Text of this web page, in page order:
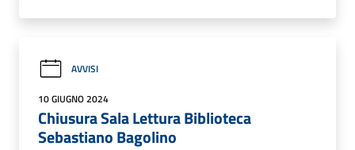
AVVISI
10 GIUGNO 2024
Chiusura Sala Lettura Biblioteca
Sebastiano Bagolino